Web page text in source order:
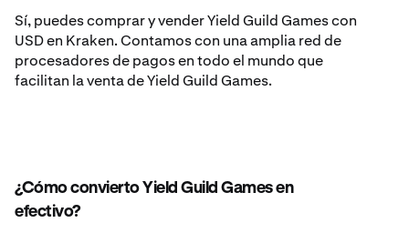
Sí, puedes comprar y vender Yield Guild Games con
USD en Kraken. Contamos con una amplia red de
procesadores de pagos en todo el mundo que
facilitan la venta de Yield Guild Games.
¿Cómo convierto Yield Guild Games en
efectivo?